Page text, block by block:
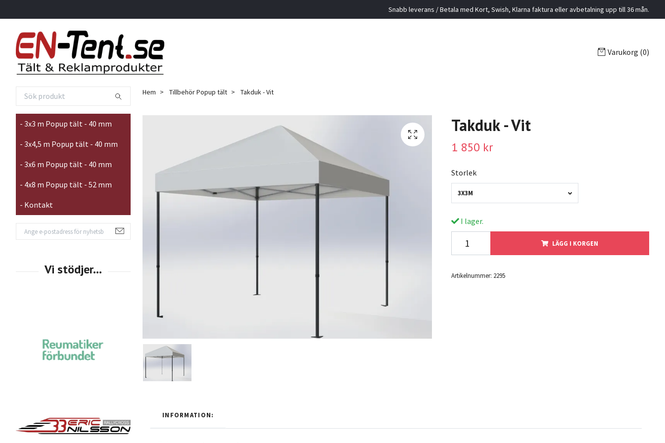
Snabb leverans / Betala med Kort, Swish, Klarna faktura eller avbetalning upp till 36 mån.
Varukorg (0)
- 3x3 m Popup tält - 40 mm
- 3x4,5 m Popup tält - 40 mm
- 3x6 m Popup tält - 40 mm
- 4x8 m Popup tält - 52 mm
- Kontakt
Hem Tillbehör Popup tält Takduk - Vit
Takduk - Vit
1 850 kr
Storlek
3X3M
I lager.
LÄGG I KORGEN
Artikelnummer: 2295
INFORMATION: